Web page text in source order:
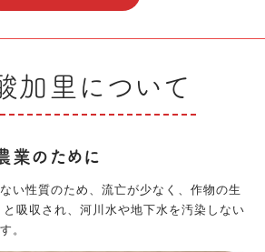
加里について
業のために
い性質のため、流亡が少なく、作物の生
吸収され、河川水や地下水を汚染しない
。